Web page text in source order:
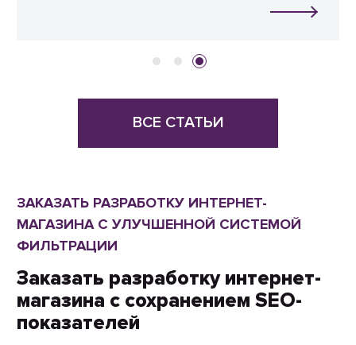
ЗАКАЗАТЬ РАЗРАБОТКУ ИНТЕРНЕТ-
МАГАЗИНА С УЛУЧШЕННОЙ СИСТЕМОЙ
ФИЛЬТРАЦИИ
Заказать разработку интернет-
магазина с сохранением SEO-
показателей
ВСЕ СТАТЬИ